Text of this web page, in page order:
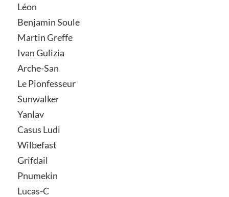
Léon
Benjamin Soule
Martin Greffe
Ivan Gulizia
Arche-San
Le Pionfesseur
Sunwalker
Yanlav
Casus Ludi
Wilbefast
Grifdail
Pnumekin
Lucas-C